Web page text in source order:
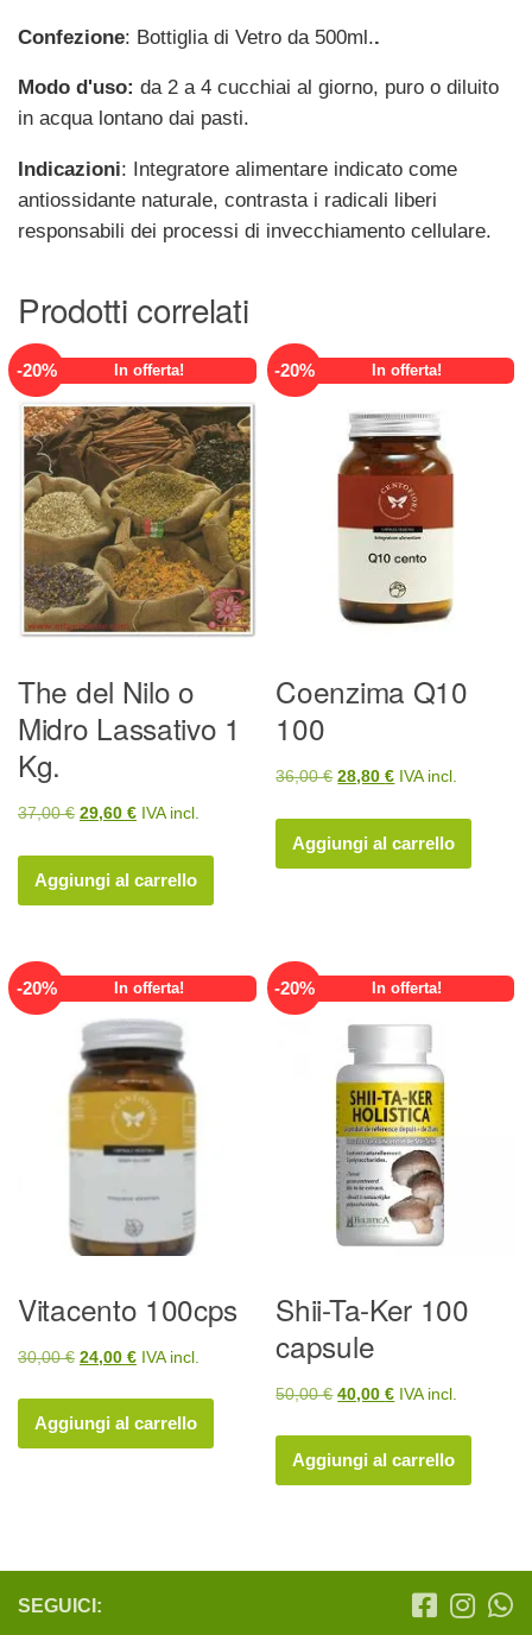
Confezione: Bottiglia di Vetro da 500ml..
Modo d'uso: da 2 a 4 cucchiai al giorno, puro o diluito
in acqua lontano dai pasti.
Indicazioni: Integratore alimentare indicato come
antiossidante naturale, contrasta i radicali liberi
responsabili dei processi di invecchiamento cellulare.
Prodotti correlati
-20% In offerta!
The del Nilo o
Midro Lassativo 1
Kg.
37,00€ Il
originale
era:
29,60 €Il
attuale
è:
IVA incl.
Aggiungi al carrello
-20% In offerta!
Coenzima Q10
100
36,00€ Il
originale
era:
28,80€Il
attuale
è:
IVA incl.
Aggiungi al carrello
-20% In offerta!
Vitacento 100cps
30,00€ Il
originale
era:
24,00 €Il
attuale
è:
IVA incl.
Aggiungi al carrello
-20% In offerta!
Shii-Ta-Ker 100
capsule
50,00€ Il
originale
era:
40,00€Il
attuale
è:
IVA incl.
Aggiungi al carrello
SEGUICI: